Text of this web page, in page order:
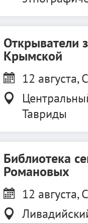
Открыватели
Крымской
12 августа,
Тавриды
Библиотека
Романовых
12 августа,